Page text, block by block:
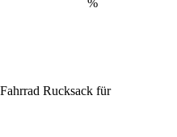
Rucksack für